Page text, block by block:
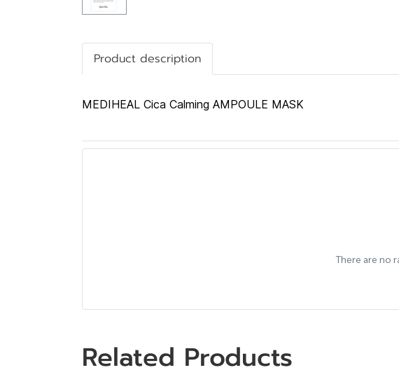
Product description
MEDIHEAL Cica Calming AMPOULE MASK
There are no
Related Products